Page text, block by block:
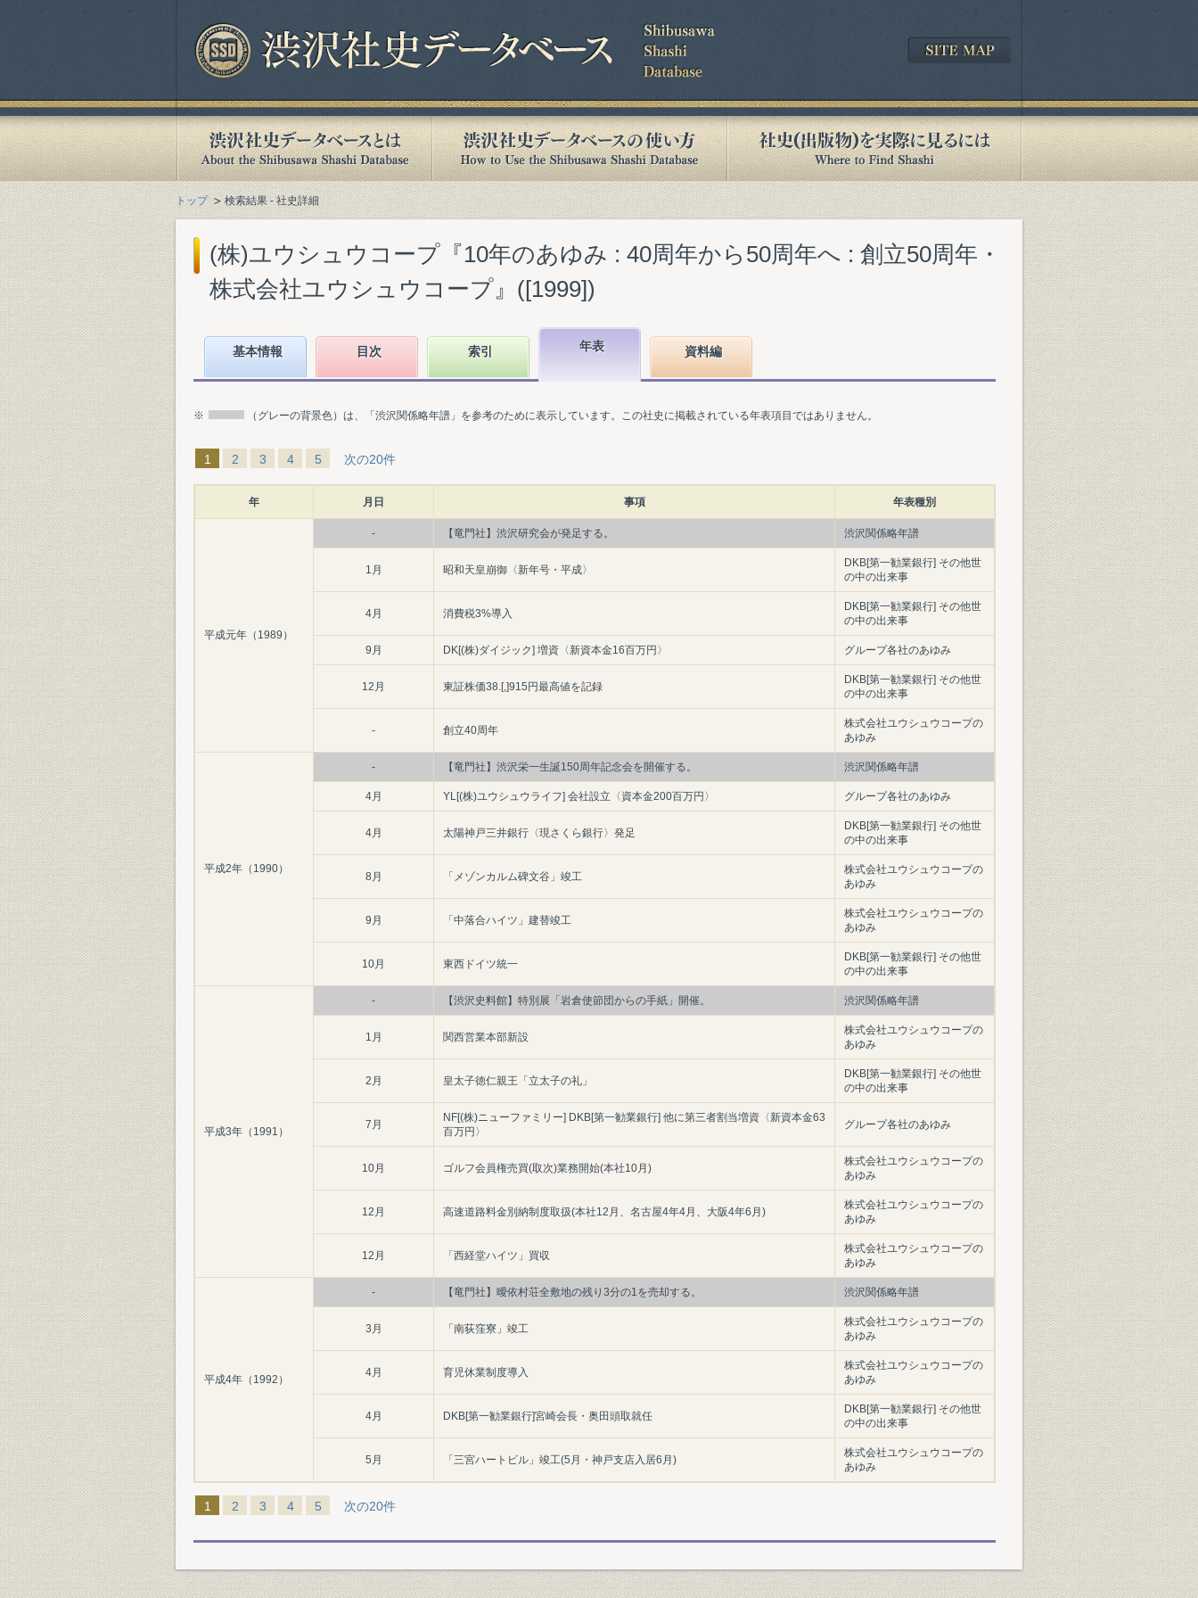
トップ 検索結果 - 社史詳細
(株)ユウシュウコープ『10年のあゆみ : 40周年から50周年へ : 創立50周年・
株式会社ユウシュウコープ』([1999])
基本情報 目次 索引 年表 資料編
※ （グレーの背景色）は、「渋沢関係略年譜」を参考のために表示しています。この社史に掲載されている年表項目ではありません。
1 2 3 4 5 次の20件
年 月日 事項 年表種別
平成元年（1989）
- 【竜門社】渋沢研究会が発足する。 渋沢関係略年譜
1月 昭和天皇崩御〈新年号・平成〉
DKB[第一勧業銀行] その他世
の中の出来事
4月 消費税3%導入
DKB[第一勧業銀行] その他世
の中の出来事
9月 DK[(株)ダイジック] 増資〈新資本金16百万円〉 グループ各社のあゆみ
12月 東証株価38.[,]915円最高値を記録
DKB[第一勧業銀行] その他世
の中の出来事
- 創立40周年
株式会社ユウシュウコープの
あゆみ
平成2年（1990）
- 【竜門社】渋沢栄一生誕150周年記念会を開催する。 渋沢関係略年譜
4月 YL[(株)ユウシュウライフ] 会社設立〈資本金200百万円〉 グループ各社のあゆみ
4月 太陽神戸三井銀行〈現さくら銀行〉発足
DKB[第一勧業銀行] その他世
の中の出来事
8月 「メゾンカルム碑文谷」竣工
株式会社ユウシュウコープの
あゆみ
9月 「中落合ハイツ」建替竣工
株式会社ユウシュウコープの
あゆみ
10月 東西ドイツ統一
DKB[第一勧業銀行] その他世
の中の出来事
平成3年（1991）
- 【渋沢史料館】特別展「岩倉使節団からの手紙」開催。 渋沢関係略年譜
1月 関西営業本部新設
株式会社ユウシュウコープの
あゆみ
2月 皇太子徳仁親王「立太子の礼」
DKB[第一勧業銀行] その他世
の中の出来事
7月
NF[(株)ニューファミリー] DKB[第一勧業銀行] 他に第三者割当増資〈新資本金63
百万円〉
グループ各社のあゆみ
10月 ゴルフ会員権売買(取次)業務開始(本社10月)
株式会社ユウシュウコープの
あゆみ
12月 高速道路料金別納制度取扱(本社12月、名古屋4年4月、大阪4年6月)
株式会社ユウシュウコープの
あゆみ
12月 「西経堂ハイツ」買収
株式会社ユウシュウコープの
あゆみ
平成4年（1992）
- 【竜門社】曖依村荘全敷地の残り3分の1を売却する。 渋沢関係略年譜
3月 「南荻窪寮」竣工
株式会社ユウシュウコープの
あゆみ
4月 育児休業制度導入
株式会社ユウシュウコープの
あゆみ
4月 DKB[第一勧業銀行]宮崎会長・奥田頭取就任
DKB[第一勧業銀行] その他世
の中の出来事
5月 「三宮ハートビル」竣工(5月・神戸支店入居6月)
株式会社ユウシュウコープの
あゆみ
1 2 3 4 5 次の20件